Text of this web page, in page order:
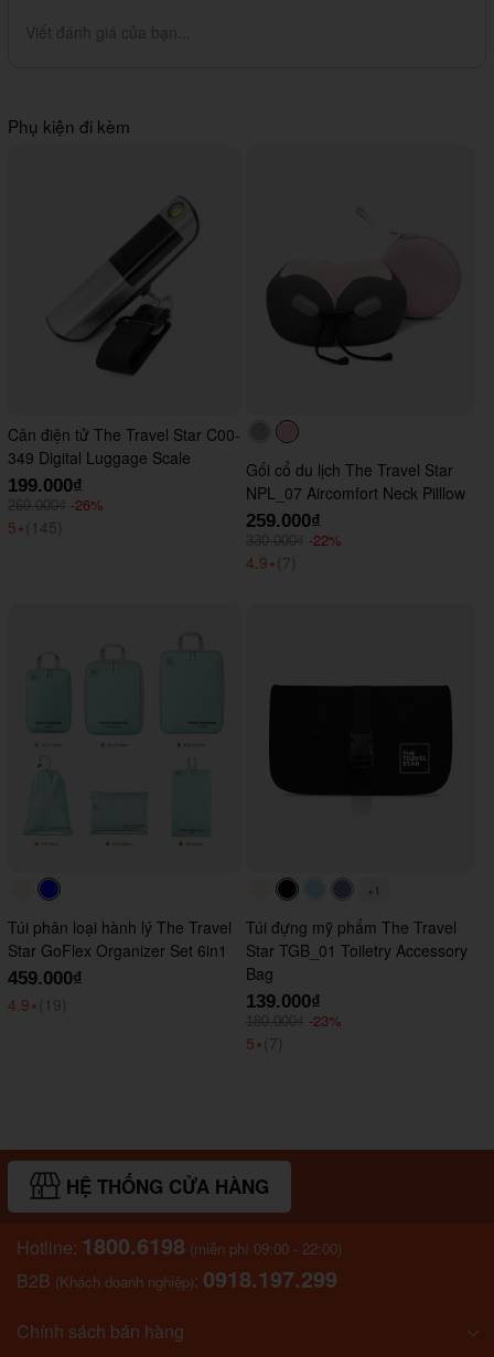
Viết đánh giá của bạn...
Phụ kiện đi kèm
Cân điện tử The Travel Star C00-
349 Digital Luggage Scale
199.000₫
269.000₫ -26%
5⭑ (145)
#acacac
Gối cổ du lịch The Travel Star
NPL_07 Aircomfort Neck Pilllow
259.000₫
330.000₫ -22%
4.9⭑ (7)
#faf0e6
Túi phân loại hành lý The Travel
Star GoFlex Organizer Set 6in1
459.000₫
4.9⭑ (19)
#faf0e6#000000#ADD8E6
+1
Túi đựng mỹ phẩm The Travel
Star TGB_01 Toiletry Accessory
Bag
139.000₫
180.000₫ -23%
5⭑ (7)
HỆ THỐNG CỬA HÀNG
Hotline: 1800.6198 (miễn phí 09:00 - 22:00)
B2B (Khách doanh nghiệp): 0918.197.299
Chính sách bán hàng